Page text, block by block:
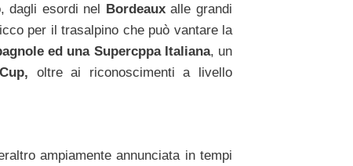
dagli esordi nel Bordeauxalle grandi
per il trasalpino che può vantare la
ed una Supercppa Italiana, un
oltre ai riconoscimenti a livello
ampiamente annunciata in tempi